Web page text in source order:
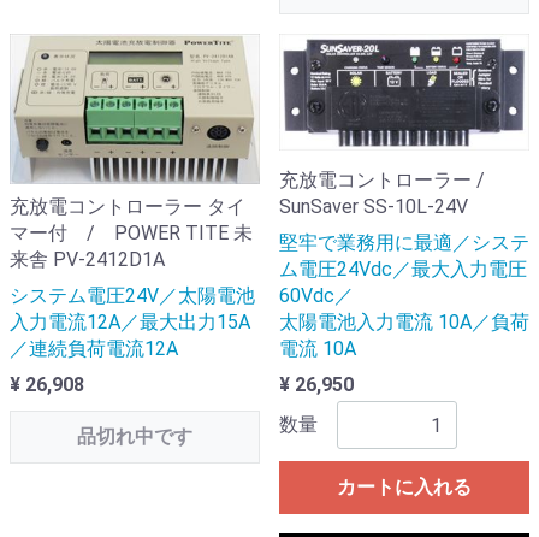
充放電コントローラー タイ
マー付 / POWER TITE 未
来舎 PV-2412D1A
システム電圧24V／太陽電池
入力電流12A／最大出力15A
／連続負荷電流12A
¥ 26,908
品切れ中です
充放電コントローラー /
SunSaver SS-10L-24V
堅牢で業務用に最適／システ
ム電圧24Vdc／最大入力電圧
60Vdc／
太陽電池入力電流 10A／負荷
電流 10A
¥ 26,950
数量
カートに入れる